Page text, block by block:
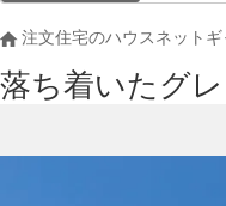
注文住宅のハウスネットギ
落ち着いたグ